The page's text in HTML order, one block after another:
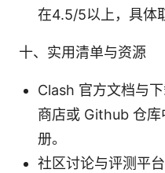
在4.5/5以上，具体
十、实用清单与资源
Clash 官方文档与
商店或 Github 仓
册。
社区讨论与评测平